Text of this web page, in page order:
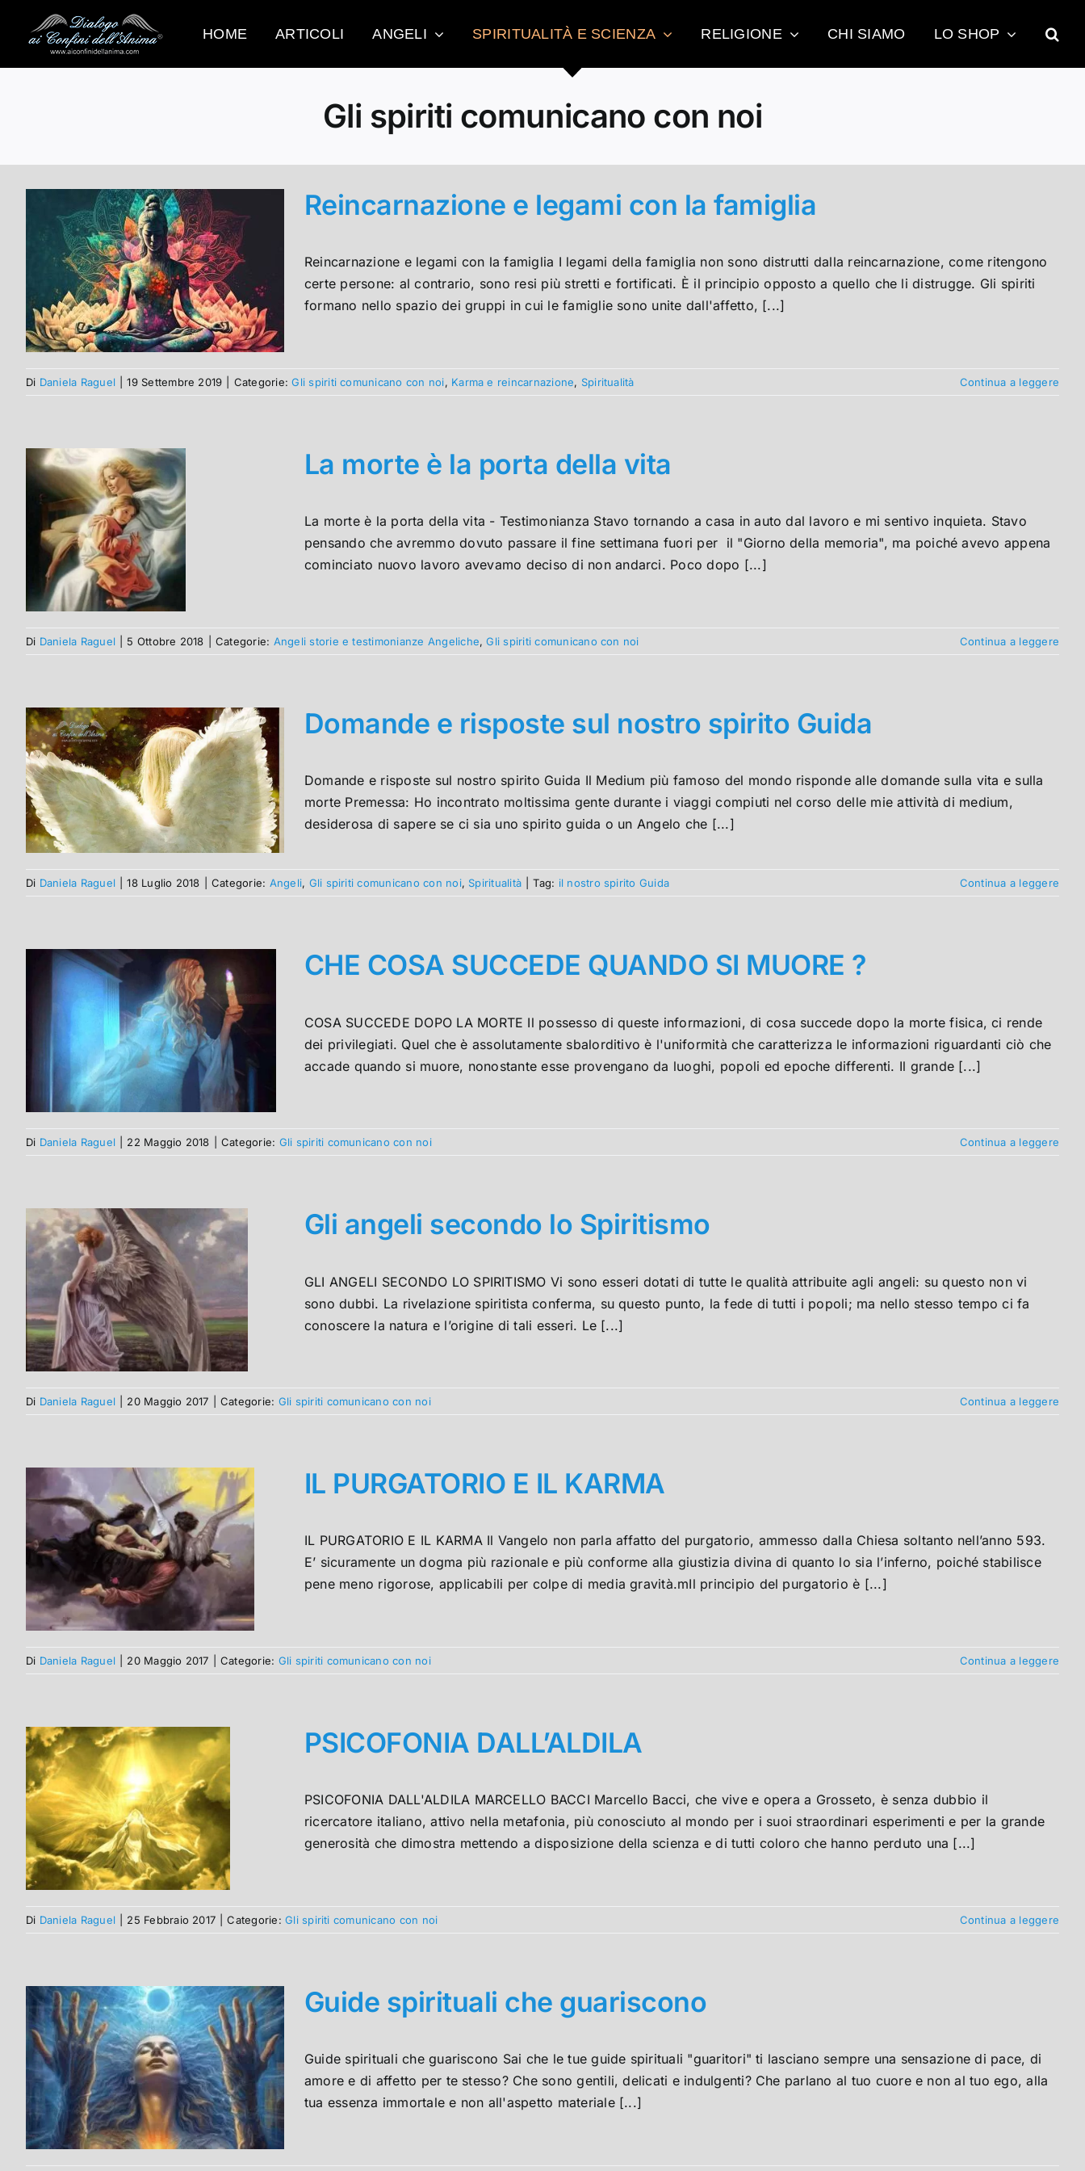
contenuto
HOME ARTICOLI ANGELI SPIRITUALITÀ E SCIENZA RELIGIONE CHI SIAMO LO SHOP
Gli spiriti comunicano con noi
Reincarnazione e legami con la famiglia
Reincarnazione e legami con la famiglia I legami della famiglia non sono distrutti dalla reincarnazione, come ritengono
certe persone: al contrario, sono resi più stretti e fortificati. È il principio opposto a quello che li distrugge. Gli spiriti
formano nello spazio dei gruppi in cui le famiglie sono unite dall'affetto, [...]
Di Daniela Raguel 19 Settembre 2019 Categorie:Gli spiriti comunicano con noi, Karma e reincarnazione, Spiritualità Continua a leggere
La morte è la porta della vita
La morte è la porta della vita - Testimonianza Stavo tornando a casa in auto dal lavoro e mi sentivo inquieta. Stavo
pensando che avremmo dovuto passare il fine settimana fuori per il "Giorno della memoria", ma poiché avevo appena
cominciato nuovo lavoro avevamo deciso di non andarci. Poco dopo [...]
Di Daniela Raguel 5 Ottobre 2018 Categorie: Angeli storie e testimonianze Angeliche,Gli spiriti comunicano con noi Continua a leggere
Domande e risposte sul nostro spirito Guida
Domande e risposte sul nostro spirito Guida Il Medium più famoso del mondo risponde alle domande sulla vita e sulla
morte Premessa: Ho incontrato moltissima gente durante i viaggi compiuti nel corso delle mie attività di medium,
desiderosa di sapere se ci sia uno spirito guida o un Angelo che [...]
Di Daniela Raguel 18 Luglio 2018 Categorie: Angeli, Gli spiriti comunicano con noi, Spiritualità Tag: il nostro spirito Guida Continua a leggere
CHE COSA SUCCEDE QUANDO SI MUORE ?
COSA SUCCEDE DOPO LA MORTE Il possesso di queste informazioni, di cosa succede dopo la morte fisica, ci rende
dei privilegiati. Quel che è assolutamente sbalorditivo è l'uniformità che caratterizza le informazioni riguardanti ciò che
accade quando si muore, nonostante esse provengano da luoghi, popoli ed epoche differenti. Il grande [...]
Di Daniela Raguel 22 Maggio 2018 Categorie: Gli spiriti comunicano con noi Continua a leggere
Gli angeli secondo lo Spiritismo
GLI ANGELI SECONDO LO SPIRITISMO Vi sono esseri dotati di tutte le qualità attribuite agli angeli: su questo non vi
sono dubbi. La rivelazione spiritista conferma, su questo punto, la fede di tutti i popoli; ma nello stesso tempo ci fa
conoscere la natura e l’origine di tali esseri. Le [...]
Di Daniela Raguel 20 Maggio 2017 Categorie: Gli spiriti comunicano con noi Continua a leggere
IL PURGATORIO E IL KARMA
IL PURGATORIO E IL KARMA Il Vangelo non parla affatto del purgatorio, ammesso dalla Chiesa soltanto nell’anno 593.
E’ sicuramente un dogma più razionale e più conforme alla giustizia divina di quanto lo sia l’inferno, poiché stabilisce
pene meno rigorose, applicabili per colpe di media gravità.mIl principio del purgatorio è [...]
Di Daniela Raguel 20 Maggio 2017 Categorie: Gli spiriti comunicano con noi Continua a leggere
PSICOFONIA DALL’ALDILA
PSICOFONIA DALL'ALDILA MARCELLO BACCI Marcello Bacci, che vive e opera a Grosseto, è senza dubbio il
ricercatore italiano, attivo nella metafonia, più conosciuto al mondo per i suoi straordinari esperimenti e per la grande
generosità che dimostra mettendo a disposizione della scienza e di tutti coloro che hanno perduto una [...]
Di Daniela Raguel 25 Febbraio 2017 Categorie:Gli spiriti comunicano con noi Continua a leggere
Guide spirituali che guariscono
Guide spirituali che guariscono Sai che le tue guide spirituali "guaritori" ti lasciano sempre una sensazione di pace, di
amore e di affetto per te stesso? Che sono gentili, delicati e indulgenti? Che parlano al tuo cuore e non al tuo ego, alla
tua essenza immortale e non all'aspetto materiale [...]